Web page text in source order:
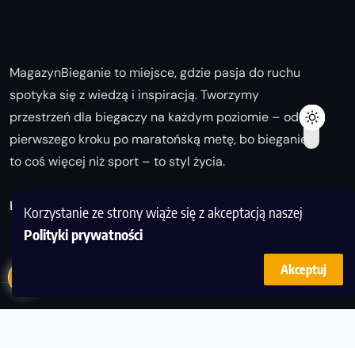
Korzystanie ze strony wiąże się z akceptacją naszej
Polityki prywatności
Akceptuj
MagazynBieganie to miejsce, gdzie pasja do ruchu
spotyka się z wiedzą i inspiracją. Tworzymy
przestrzeń dla biegaczy na każdym poziomie – od
pierwszego kroku po maratońską metę, bo bieganie
to coś więcej niż sport – to styl życia.
Biegaj z nami i odkrywaj swoją najlepszą wersję!